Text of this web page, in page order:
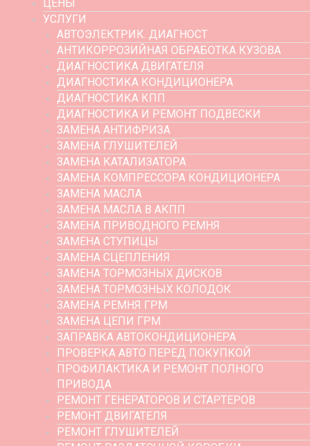
ЦЕНЫ
УСЛУГИ
АВТОЭЛЕКТРИК. ДИАГНОСТ
АНТИКОРРОЗИЙНАЯ ОБРАБОТКА КУЗОВА
ДИАГНОСТИКА ДВИГАТЕЛЯ
ДИАГНОСТИКА КОНДИЦИОНЕРА
ДИАГНОСТИКА КПП
ДИАГНОСТИКА И РЕМОНТ ПОДВЕСКИ
ЗАМЕНА АНТИФРИЗА
ЗАМЕНА ГЛУШИТЕЛЕЙ
ЗАМЕНА КАТАЛИЗАТОРА
ЗАМЕНА КОМПРЕССОРА КОНДИЦИОНЕРА
ЗАМЕНА МАСЛА
ЗАМЕНА МАСЛА В АКПП
ЗАМЕНА ПРИВОДНОГО РЕМНЯ
ЗАМЕНА СТУПИЦЫ
ЗАМЕНА СЦЕПЛЕНИЯ
ЗАМЕНА ТОРМОЗНЫХ ДИСКОВ
ЗАМЕНА ТОРМОЗНЫХ КОЛОДОК
ЗАМЕНА РЕМНЯ ГРМ
ЗАМЕНА ЦЕПИ ГРМ
ЗАПРАВКА АВТОКОНДИЦИОНЕРА
ПРОВЕРКА АВТО ПЕРЕД ПОКУПКОЙ
ПРОФИЛАКТИКА И РЕМОНТ ПОЛНОГО
ПРИВОДА
РЕМОНТ ГЕНЕРАТОРОВ И СТАРТЕРОВ
РЕМОНТ ДВИГАТЕЛЯ
РЕМОНТ ГЛУШИТЕЛЕЙ